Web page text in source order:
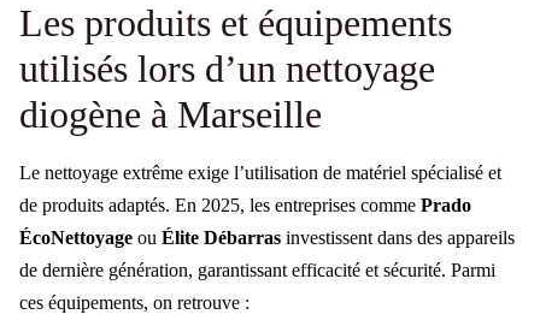
Les produits et équipements
utilisés lors d’un nettoyage
diogène à Marseille
Le nettoyage extrême exige l’utilisation de matériel spécialisé et
de produits adaptés. En 2025, les entreprises comme Prado
ÉcoNettoyage ou Élite Débarras investissent dans des appareils
de dernière génération, garantissant efficacité et sécurité. Parmi
ces équipements, on retrouve :